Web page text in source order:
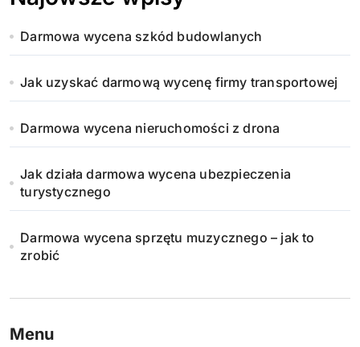
Darmowa wycena szkód budowlanych
Jak uzyskać darmową wycenę firmy transportowej
Darmowa wycena nieruchomości z drona
Jak działa darmowa wycena ubezpieczenia
turystycznego
Darmowa wycena sprzętu muzycznego – jak to
zrobić
Menu